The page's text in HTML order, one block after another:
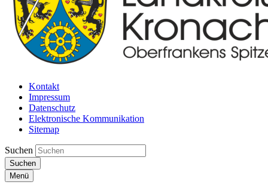
Kontakt
Impressum
Datenschutz
Elektronische Kommunikation
Sitemap
Suchen
Suchen
Menü